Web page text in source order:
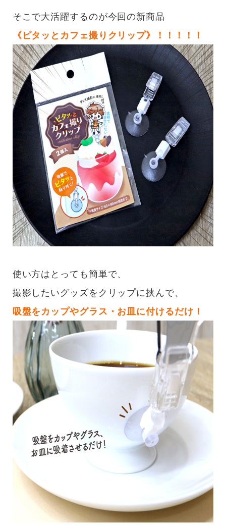
そこで大活躍するのが今回の新商品
《ピタッとカフェ撮りクリップ》！！！！！
使い方はとっても簡単で、
撮影したいグッズをクリップに挟んで、
吸盤をカップやグラス・お皿に付けるだけ！